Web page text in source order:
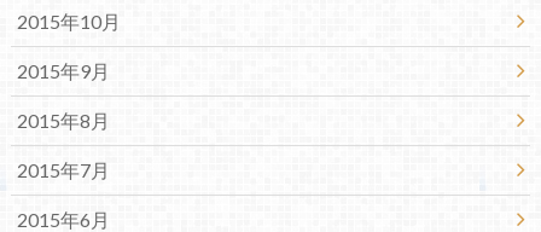
2015年10月
2015年9月
2015年8月
2015年7月
2015年6月